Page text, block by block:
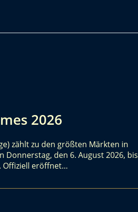
2026
zählt zu den größten Märkten in
den 6. August 2026, bis
Offiziell eröffnet…